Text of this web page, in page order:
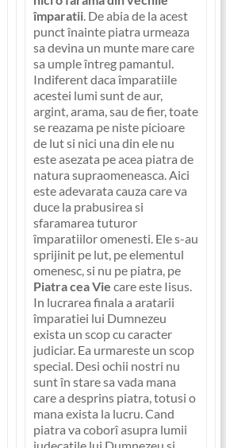
împaratii. De abia de la acest
punct înainte piatra urmeaza
sa devina un munte mare care
sa umple întreg pamantul.
Indiferent daca împaratiile
acestei lumi sunt de aur,
argint, arama, sau de fier,toate
se reazama pe niste picioare
de lutsi nici una din ele nu
este asezata pe acea piatra de
natura supraomeneasca. Aici
este adevarata cauza care va
duce la prabusirea si
sfaramarea tuturor
împaratiilor omenesti. Ele s-au
sprijinit pe lut, pe elementul
omenesc, si nu pe piatra, pe
Piatra cea Vie care este Iisus.
In lucrarea finala a aratarii
împaratiei lui Dumnezeu
exista un scop cu caracter
judiciar. Ea urmareste un scop
special. Desi ochii nostri nu
sunt în stare sa vada mana
care a desprins piatra, totusi o
mana exista la lucru. Cand
piatra va coborî asupra lumii